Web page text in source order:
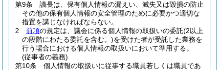
第9条
議長は、保有個人情報の漏えい、滅失又は毀損の防止
その他の保有個人情報の安全管理のために必要かつ適切な
措置を講じなければならない。
2
前項の規定は、議会に係る個人情報の取扱いの委託(2以上
の段階にわたる委託を含む。)を受けた者が受託した業務を
行う場合における個人情報の取扱いにおいて準用する。
(従事者の義務)
第10条
個人情報の取扱いに従事する職員若しくは職員であ